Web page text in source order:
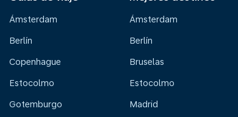
Ámsterdam
Berlín
Copenhague
Estocolmo
Gotemburgo
Ámsterdam
Berlín
Bruselas
Estocolmo
Madrid